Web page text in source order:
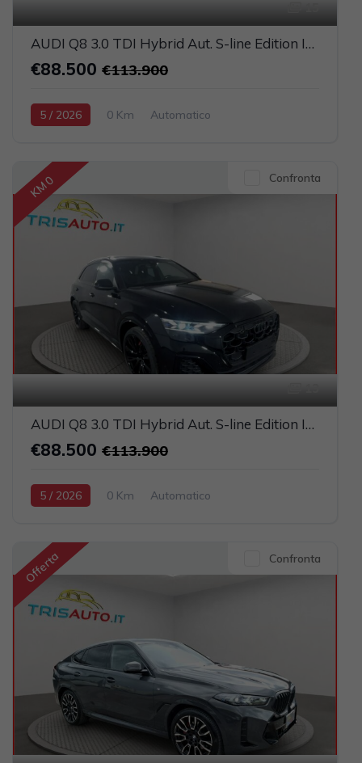
AUDI Q8 3.0 TDI Hybrid Aut. S-line Edition IVATA (TETTO PANORAMICO APRIBILE)
€88.500 €113.900
5 / 2026 0 Km
Automatico
2967cc 286CV / 210KW
KM 0 Confronta
AUDI Q8 3.0 TDI Hybrid Aut. S-line Edition IVATA (TETTO PANORAMICO APRIBILE)
€88.500 €113.900
5 / 2026 0 Km
Automatico
2967cc 286CV / 210KW
Offerta Confronta